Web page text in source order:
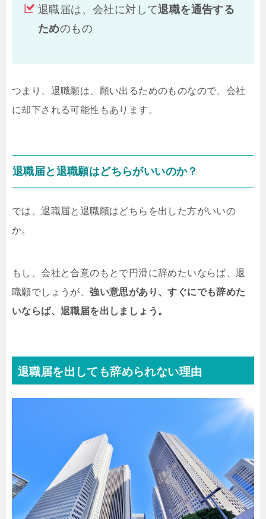
退職届は、会社に対して退職を通告する
ためのもの
つまり、退職願は、願い出るためのものなので、会社
に却下される可能性もあります。
退職届と退職願はどちらがいいのか？
では、退職届と退職願はどちらを出した方がいいの
か。
もし、会社と合意のもとで円滑に辞めたいならば、退
職願でしょうが、強い意思があり、すぐにでも辞めた
いならば、退職届を出しましょう。
退職届を出しても辞められない理由